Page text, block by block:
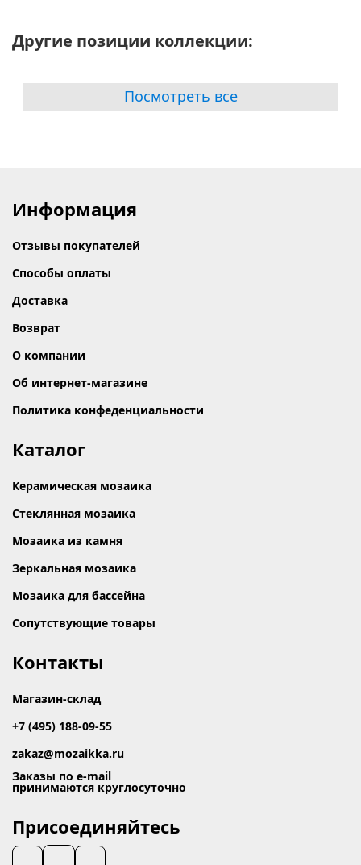
Другие позиции коллекции:
Посмотреть все
Информация
Отзывы покупателей
Способы оплаты
Доставка
Возврат
О компании
Об интернет-магазине
Политика конфеденциальности
Каталог
Керамическая мозаика
Стеклянная мозаика
Мозаика из камня
Зеркальная мозаика
Мозаика для бассейна
Сопутствующие товары
Контакты
Магазин-склад
+7 (495) 188-09-55
zakaz@mozaikka.ru
Заказы по e-mail
принимаются круглосуточно
Присоединяйтесь